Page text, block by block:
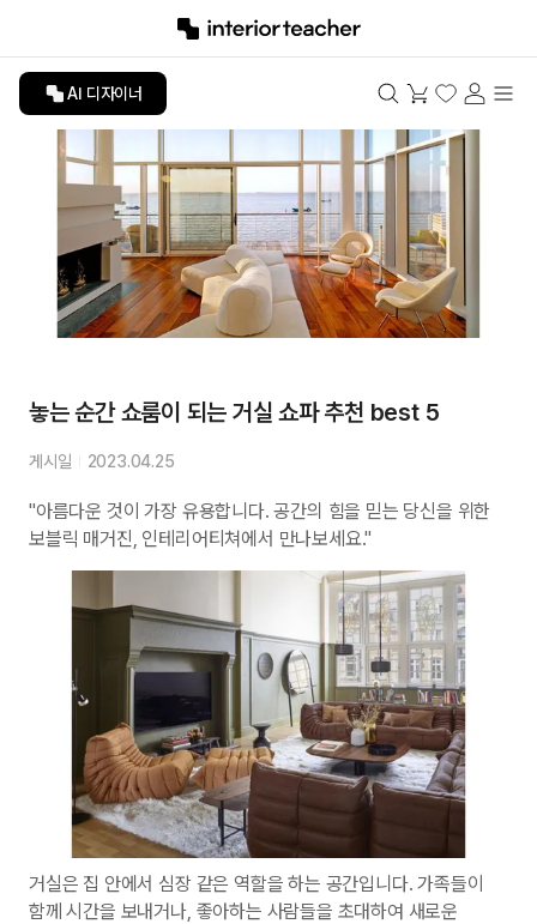
AI 디자이너
놓는 순간 쇼룸이 되는 거실 쇼파 추천 best 5
게시일 2023.04.25
"아름다운 것이 가장 유용합니다. 공간의 힘을 믿는 당신을 위한
보블릭 매거진, 인테리어티쳐에서 만나보세요."
거실은 집 안에서 심장 같은 역할을 하는 공간입니다. 가족들이
함께 시간을 보내거나, 좋아하는 사람들을 초대하여 새로운